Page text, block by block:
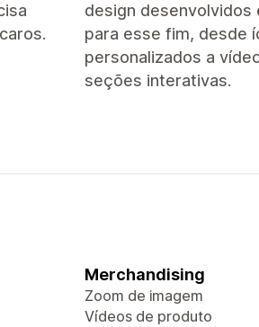
design desenvolvidos
para esse fim, desde
personalizados a
seções interativas.
Merchandising
Zoom de imagem
Vídeos de produto